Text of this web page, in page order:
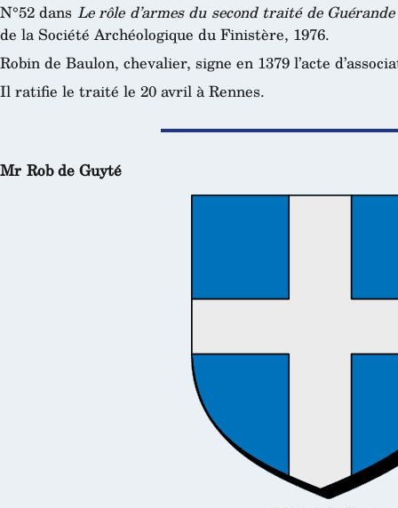
N°52 dans Le rôle d’armes du second traité de
de la Société Archéologique du Finistère, 1976.
Robin de Baulon, chevalier, signe en 1379 l’acte
Il ratifie le traité le 20 avril à Rennes.
Mr Rob de Guyté